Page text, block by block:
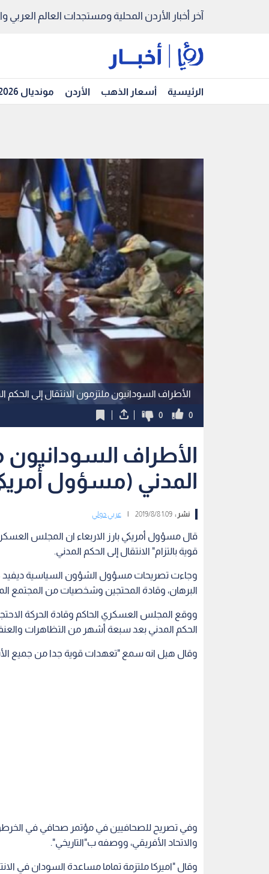
آخر أخبار الأردن المحلية ومستجدات العالم العربي
الرئيسية أسعار الذهب الأردن مونديال 2026
الأطراف السودانيون ملتزمون الانتقال إلى الحكم
0
0
الأطراف السودانيون
المدني (مسؤول
نشر :1:09 2019/8/8 عربي دولي
قال مسؤول أمريكي بارز الاربعاء ان المجلس
قوية بالتزام" الانتقال إلى الحكم المدني.
وجاءت تصريحات مسؤول الشؤون السياسية
البرهان، وقادة المحتجين وشخصيات من المجتمع
ووقع المجلس العسكري الحاكم وقادة الحركة
الحكم المدني بعد سبعة أشهر من التظاهرات
وقال هيل انه سمع "تعهدات قوية جدا من جميع
وفي تصريح للصحافيين في مؤتمر صحافي في
والاتحاد الأفريقي، ووصفه ب"التاريخي".
وقال "اميركا ملتزمة تماما مساعدة السودان في